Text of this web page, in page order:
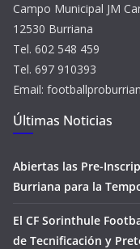
Campo Municipal JM
12530 Burriana
Tel. 602 548 459
Tel. 697 910393
Email:
Últimas Noticias
Abiertas las Pre-
Burriana para la
El CF Sorinthule
de Tecnificación y